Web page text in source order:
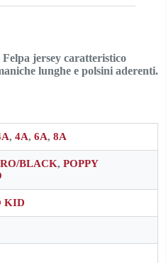
jersey caratteristico
lunghe e polsini aderenti.
, 4A, 6A, 8A
BLACK, POPPY
KID